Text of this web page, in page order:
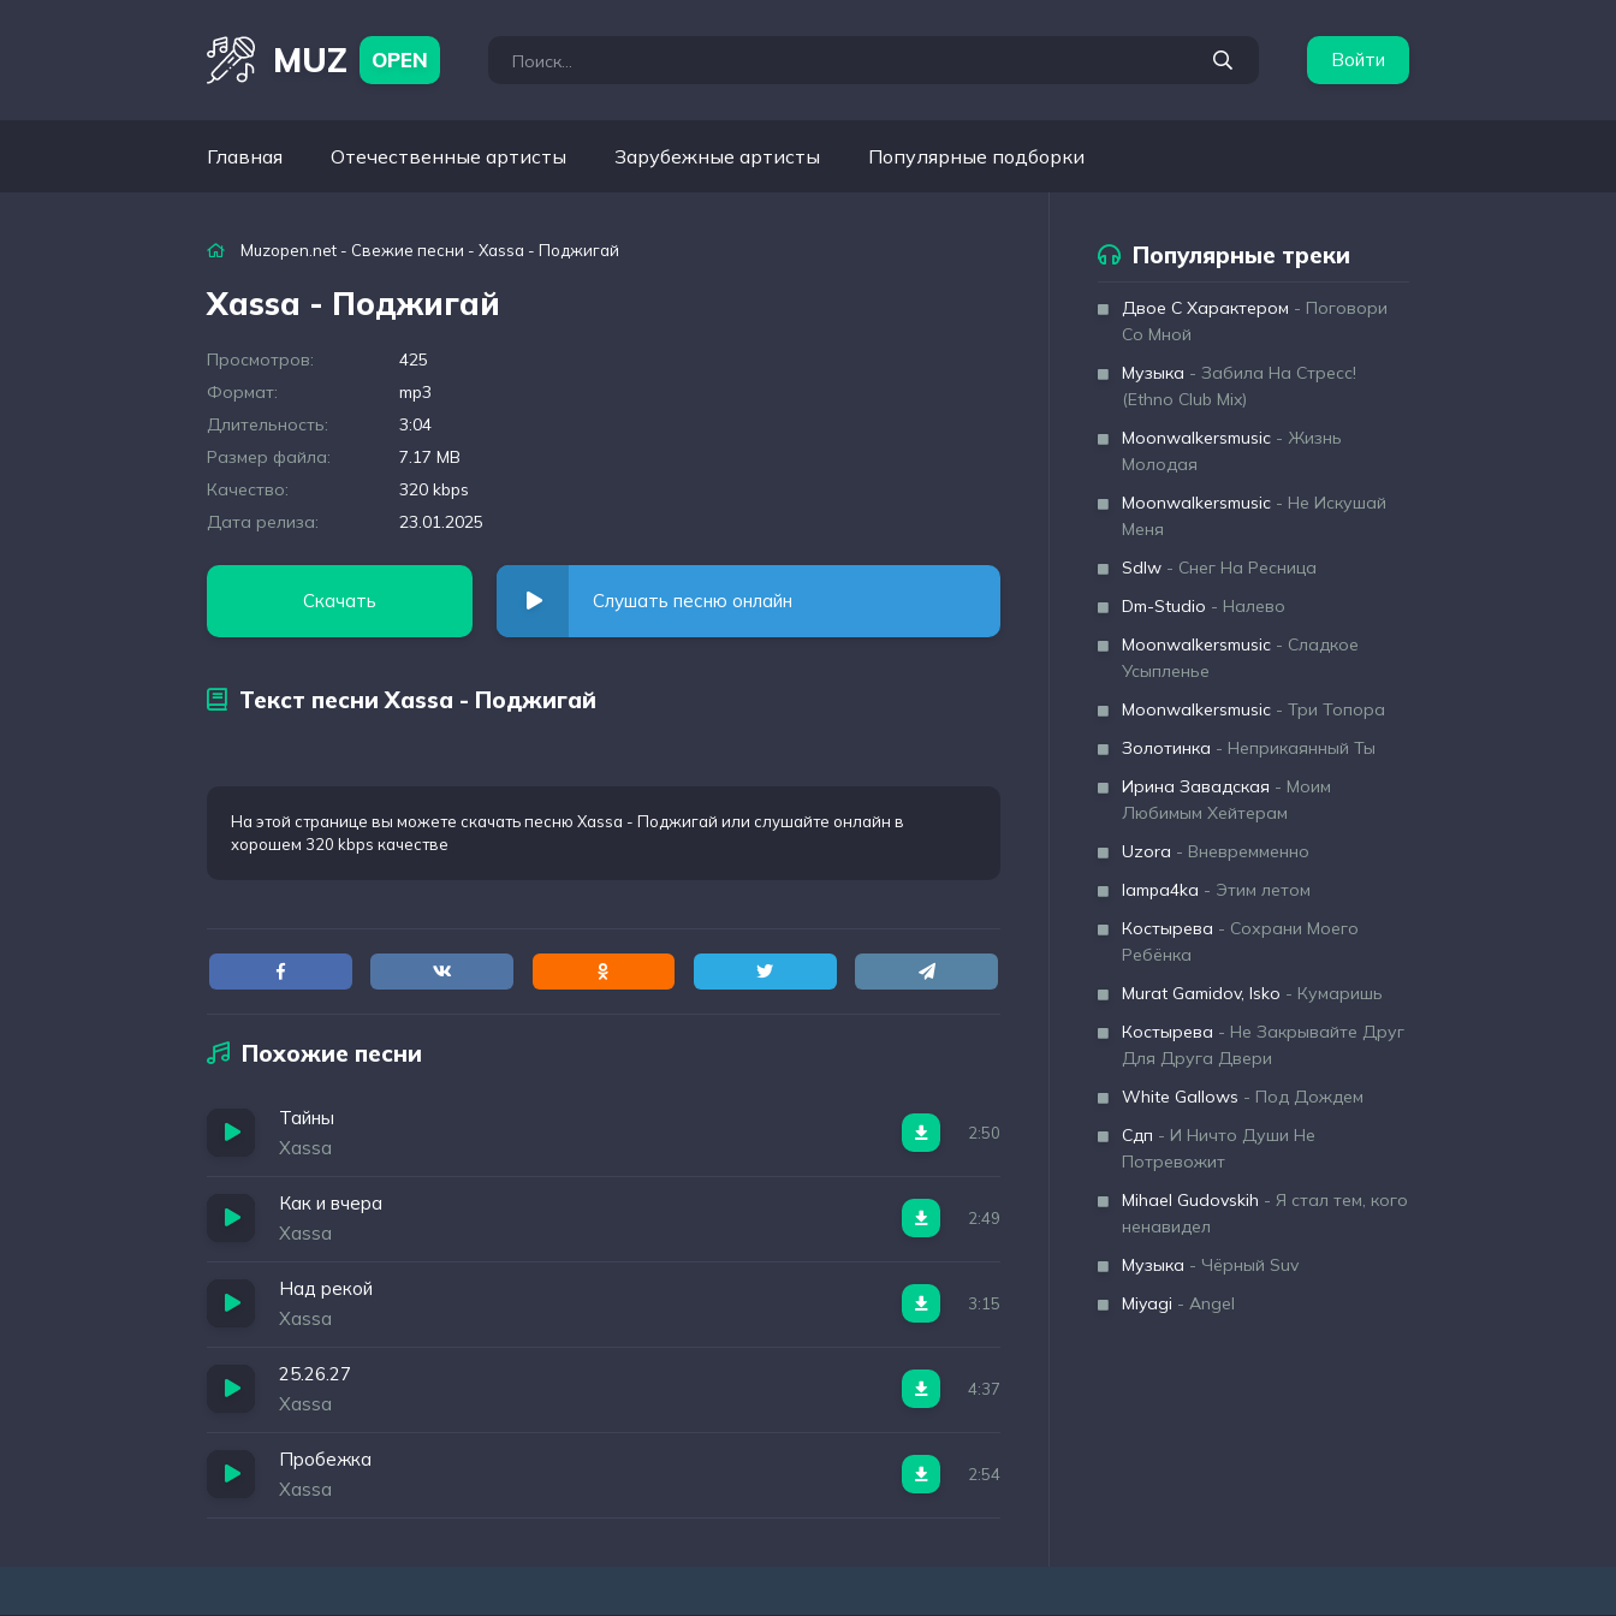
MUZ OPEN Войти
Главная Отечественные артисты Зарубежные артисты Популярные подборки
Muzopen.net - Свежие песни - Xassa - Поджигай
Xassa - Поджигай
Просмотров:
425
Формат:
mp3
Длительность:
3:04
Размер файла:
7.17 MB
Качество:
320 kbps
Дата релиза:
23.01.2025
Скачать Слушать песню онлайн
Текст песни Xassa - Поджигай
На этой странице вы можете скачать песню Xassa - Поджигай или слушайте онлайн в
хорошем 320 kbps качестве
Похожие песни
Тайны
Xassa
2:50
Как и вчера
Xassa
2:49
Над рекой
Xassa
3:15
25.26.27
Xassa
4:37
Пробежка
Xassa
2:54
Популярные треки
Двое С Характером - Поговори
Со Мной
Музыка - Забила На Стресс!
(Ethno Club Mix)
Moonwalkersmusic - Жизнь
Молодая
Moonwalkersmusic - Не Искушай
Меня
Sdlw - Снег На Ресница
Dm-Studio - Налево
Moonwalkersmusic - Сладкое
Усыпленье
Moonwalkersmusic - Три Топора
Золотинка - Неприкаянный Ты
Ирина Завадская - Моим
Любимым Хейтерам
Uzora - Вневремменно
lampa4ka - Этим летом
Костырева - Сохрани Моего
Ребёнка
Murat Gamidov, Isko - Кумаришь
Костырева - Не Закрывайте Друг
Для Друга Двери
White Gallows - Под Дождем
Сдп - И Ничто Души Не
Потревожит
Mihael Gudovskih - Я стал тем, кого
ненавидел
Музыка - Чёрный Suv
Miyagi - Angel